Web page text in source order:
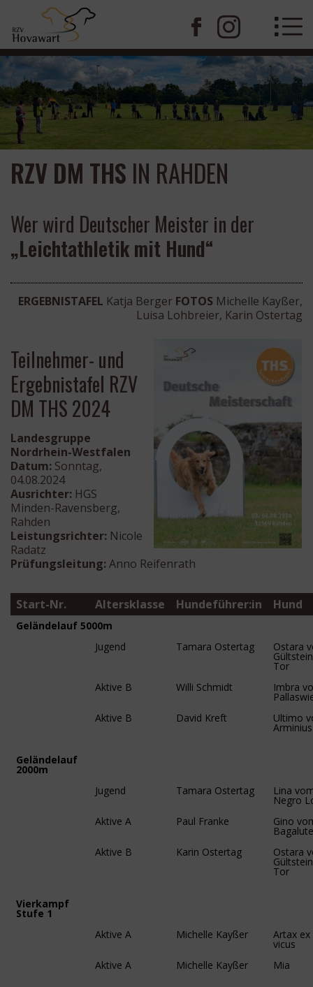
RZVDM THS IN RAHDEN
Wer wird Deutscher Meister in der
„Leichtathletik mit Hund“
ERGEBNISTAFEL Katja Berger FOTOS Michelle Kayßer,
Luisa Lohbreier, Karin Ostertag
Teilnehmer- und
Ergebnistafel RZV
DM THS 2024
Landesgruppe
Nordrhein-Westfalen
Datum: Sonntag,
04.08.2024
Ausrichter: HGS
Minden-Ravensberg,
Rahden
Leistungsrichter: Nicole
Radatz
Prüfungsleitung:Anno Reifenrath
Start-Nr. Altersklasse Hundeführer:in Hund
Geländelauf 5000m
Jugend
Tamara Ostertag Ostara
Tor
Aktive B
Willi Schmidt Imbra
Aktive B
David Kreft Ultimo
Arminius
Geländelauf
2000m
Jugend
Tamara Ostertag Lina
Negro
Aktive A
Paul Franke Gino
Aktive B
Karin Ostertag Ostara
Tor
Vierkampf
Stufe 1
Aktive A
Michelle Kayßer Artax
vicus
Aktive A
Michelle Kayßer Mia